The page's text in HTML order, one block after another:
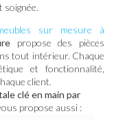
soignée.
sur mesure à
propose des pièces
tout intérieur. Chaque
et fonctionnalité,
client.
clé en main par
propose aussi :